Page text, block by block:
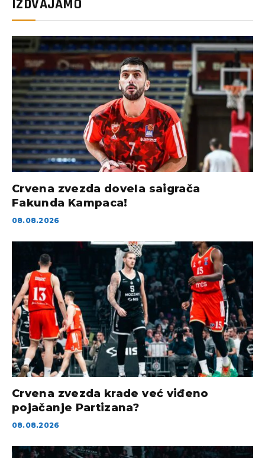
IZDVAJAMO
Crvena zvezda dovela saigrača
Fakunda Kampaca!
08.08.2026
Crvena zvezda krade već viđeno
pojačanje Partizana?
08.08.2026